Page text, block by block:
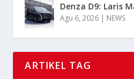
Denza D9: Laris
Agu 6, 2026 | NEWS
ARTIKEL TAG